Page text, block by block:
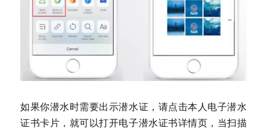
如果你潜水时需要出示潜水证，请点击本人电子潜水
证书卡片，就可以打开电子潜水证书详情页，当扫描